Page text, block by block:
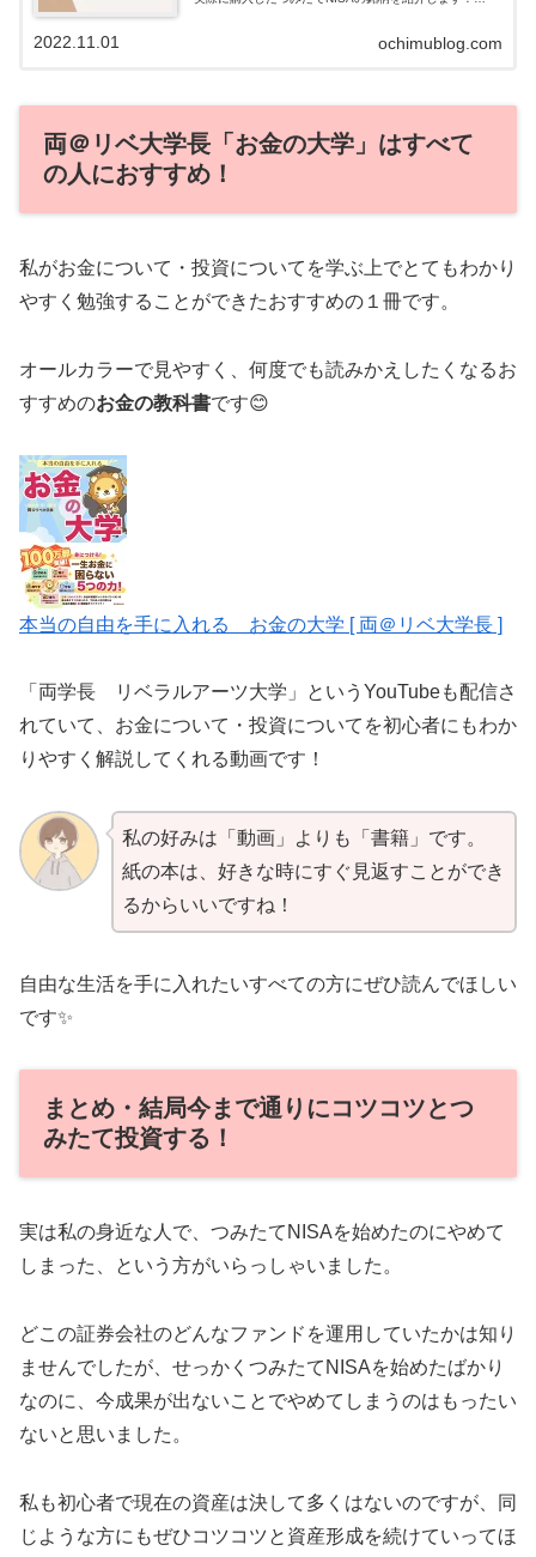
ochimublog.com
2022.11.01
両＠リベ大学長「お金の大学」はすべて
の人におすすめ！
私がお金について・投資についてを学ぶ上でとてもわかり
やすく勉強することができたおすすめの１冊です。
オールカラーで見やすく、何度でも読みかえしたくなるお
すすめのお金の教科書です😊
本当の自由を手に入れる お金の大学 [ 両＠リベ大学長 ]
「両学長 リベラルアーツ大学」というYouTubeも配信さ
れていて、お金について・投資についてを初心者にもわか
りやすく解説してくれる動画です！
私の好みは「動画」よりも「書籍」です。
紙の本は、好きな時にすぐ見返すことができ
るからいいですね！
自由な生活を手に入れたいすべての方にぜひ読んでほしい
です✨
まとめ・結局今まで通りにコツコツとつ
みたて投資する！
実は私の身近な人で、つみたてNISAを始めたのにやめて
しまった、という方がいらっしゃいました。
どこの証券会社のどんなファンドを運用していたかは知り
ませんでしたが、せっかくつみたてNISAを始めたばかり
なのに、今成果が出ないことでやめてしまうのはもったい
ないと思いました。
私も初心者で現在の資産は決して多くはないのですが、同
じような方にもぜひコツコツと資産形成を続けていってほ